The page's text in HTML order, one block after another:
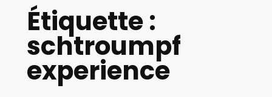
Étiquette :
schtroumpf
experience